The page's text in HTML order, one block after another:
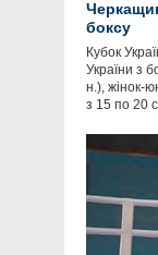
боксу
Кубок
України з
н.), жінок-
з 15 по 20